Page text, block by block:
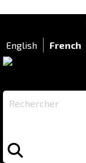
English
French
Rechercher